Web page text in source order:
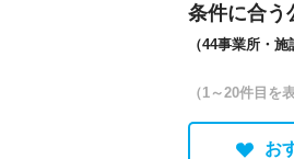
条件に合う
（44事業所・
（1～20件目を
お